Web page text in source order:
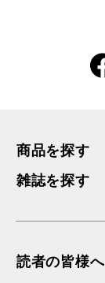
k
商品を探す
雑誌を探す
読者の皆様へ